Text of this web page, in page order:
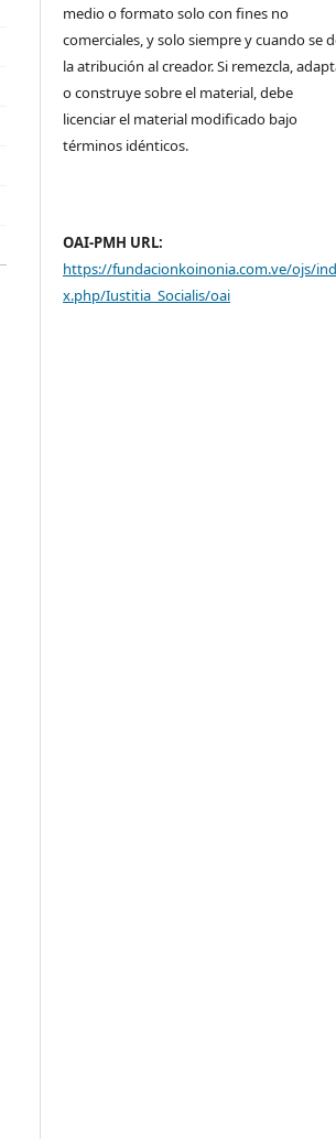
medio o formato solo con fines no
comerciales, y solo siempre y cuando se
la atribución al creador. Si remezcla,
o construye sobre el material, debe
licenciar el material modificado bajo
términos idénticos.
OAI-PMH URL:
https://fundacionkoinonia.com.ve/ojs/
x.php/Iustitia_Socialis/oai